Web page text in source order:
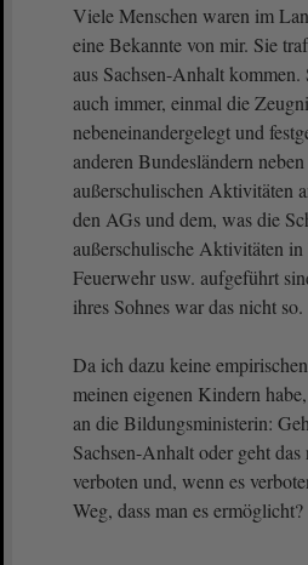
Viele Menschen waren im
eine Bekannte von mir. Sie
aus Sachsen-Anhalt
auch immer, einmal die
nebeneinandergelegt und
anderen Bundesländern neben
außerschulischen Aktivitäten
den AGs und dem, was die
außerschulische Aktivitäten
Feuerwehr usw. aufgeführt
ihres Sohnes war das nicht so.
Da ich dazu keine
meinen eigenen Kindern
an die Bildungsministerin:
Sachsen-Anhalt oder geht das
verboten und, wenn es
Weg, dass man es ermöglicht?